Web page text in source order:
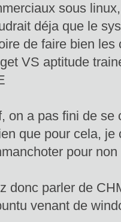
sous linux,
déja que le
de faire bien
VS aptitude
on a pas fini de se
que pour cela,
pour
donc parler de
venant de